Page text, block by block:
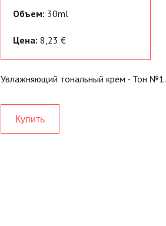
Объем: 30ml
Цена: 8,23 €
Увлажняющий тональный крем - Тон №1.
Купить